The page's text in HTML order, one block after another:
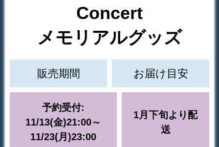
Concert
メモリアルグッズ
販売期間 お届け目安
予約受付:
11/13(金)21:00～
11/23(月)23:00
1月下旬より配
送